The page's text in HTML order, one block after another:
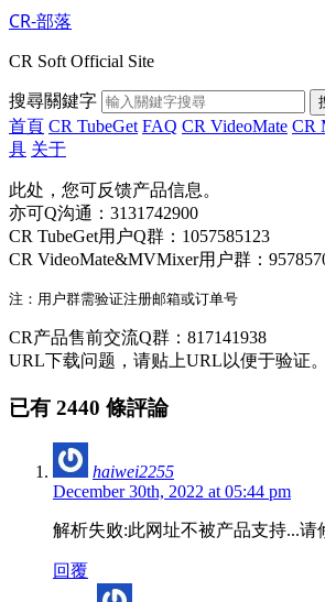
CR-部落
CR Soft Official Site
搜尋關鍵字
首頁 CR TubeGet FAQ CR VideoMate CR
具 关于
此处，您可反馈产品信息。
亦可Q沟通：3131742900
CR TubeGet用户Q群：1057585123
CR VideoMate&MVMixer用户群：
CR产品售前交流Q群：817141938
URL下载问题，请贴上URL以便于验证。
已有 2440 條評論
haiwei2255
December 30th, 2022 at 05:44 pm
解析失败:此网址不被产品支持...请
回覆